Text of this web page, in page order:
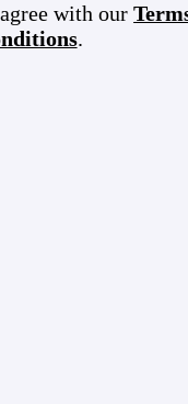
with our
.